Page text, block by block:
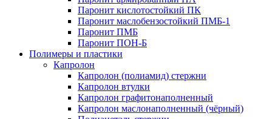
Паронит кислотостойкий ПК
Паронит маслобензостойкий ПМБ-1
Паронит ПМБ
Паронит ПОН-Б
Полимеры и пластики
Капролон
Капролон (полиамид) стержни
Капролон втулки
Капролон графитонаполненный
Капролон маслонаполненный (чёрный)